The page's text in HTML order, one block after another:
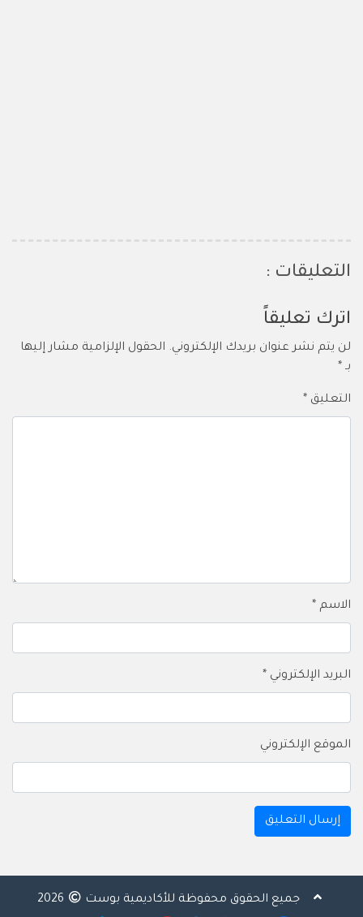
التعليقات :
اترك تعليقاً
لن يتم نشر عنوان بريدك الإلكتروني. الحقول الإلزامية مشار إليها
بـ *
التعليق *
الاسم *
البريد الإلكتروني *
الموقع الإلكتروني
جميع الحقوق محفوظة للأكاديمية بوست